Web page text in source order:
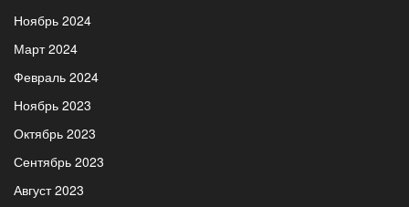
Ноябрь 2024
Март 2024
Февраль 2024
Ноябрь 2023
Октябрь 2023
Сентябрь 2023
Август 2023